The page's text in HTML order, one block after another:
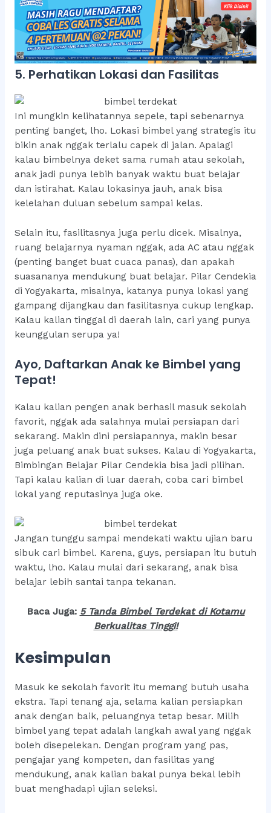
5. Perhatikan Lokasi dan Fasilitas
Ini mungkin kelihatannya sepele, tapi sebenarnya
penting banget, lho. Lokasi bimbel yang strategis itu
bikin anak nggak terlalu capek di jalan. Apalagi
kalau bimbelnya deket sama rumah atau sekolah,
anak jadi punya lebih banyak waktu buat belajar
dan istirahat. Kalau lokasinya jauh, anak bisa
kelelahan duluan sebelum sampai kelas.
Selain itu, fasilitasnya juga perlu dicek. Misalnya,
ruang belajarnya nyaman nggak, ada AC atau nggak
(penting banget buat cuaca panas), dan apakah
suasananya mendukung buat belajar. Pilar Cendekia
di Yogyakarta, misalnya, katanya punya lokasi yang
gampang dijangkau dan fasilitasnya cukup lengkap.
Kalau kalian tinggal di daerah lain, cari yang punya
keunggulan serupa ya!
Ayo, Daftarkan Anak ke Bimbel yang
Tepat!
Kalau kalian pengen anak berhasil masuk sekolah
favorit, nggak ada salahnya mulai persiapan dari
sekarang. Makin dini persiapannya, makin besar
juga peluang anak buat sukses. Kalau di Yogyakarta,
Bimbingan Belajar Pilar Cendekia bisa jadi pilihan.
Tapi kalau kalian di luar daerah, coba cari bimbel
lokal yang reputasinya juga oke.
Jangan tunggu sampai mendekati waktu ujian baru
sibuk cari bimbel. Karena, guys, persiapan itu butuh
waktu, lho. Kalau mulai dari sekarang, anak bisa
belajar lebih santai tanpa tekanan.
Baca Juga: 5 Tanda Bimbel Terdekat di Kotamu
Berkualitas Tinggi!
Kesimpulan
Masuk ke sekolah favorit itu memang butuh usaha
ekstra. Tapi tenang aja, selama kalian persiapkan
anak dengan baik, peluangnya tetap besar. Milih
bimbel yang tepat adalah langkah awal yang nggak
boleh disepelekan. Dengan program yang pas,
pengajar yang kompeten, dan fasilitas yang
mendukung, anak kalian bakal punya bekal lebih
buat menghadapi ujian seleksi.